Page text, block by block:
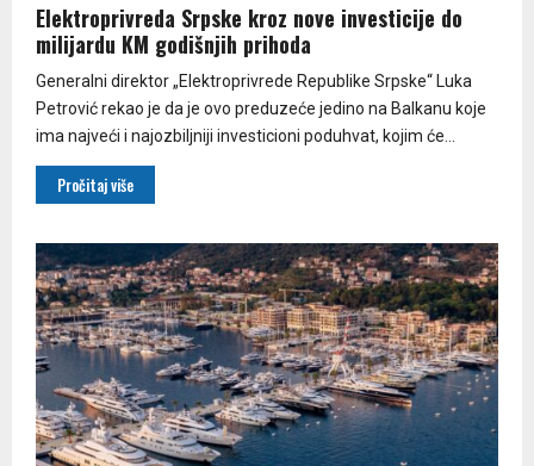
Elektroprivreda Srpske kroz nove investicije do
milijardu KM godišnjih prihoda
Generalni direktor „Elektroprivrede Republike Srpske“ Luka
Petrović rekao je da je ovo preduzeće jedino na Balkanu koje
ima najveći i najozbiljniji investicioni poduhvat, kojim će...
Pročitaj više